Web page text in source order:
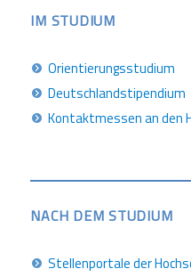
IM STUDIUM
Orientierungsstudium
Deutschlandstipendium
Kontaktmessen an den
NACH DEM STUDIUM
Stellenportale der